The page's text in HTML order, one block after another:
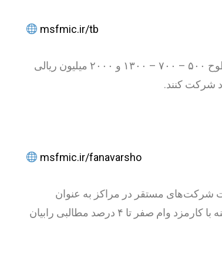
msfmic.ir/tb
همچنین آقای وحید احمدی دبیر رویداد فناورشو نسبت به مراحل دریافت پروژه توسط فناوران و نحوه ارائه حمایت مالی در سطوح ۵۰۰ – ۷۰۰ – ۱۳۰۰ و ۲۰۰۰ میلیون ریالی
شرکت کنند.
msfmic.ir/fanavarsho
شرکت‌های مستقر در مراکز به عنوان
پذیرندگان بانک برای ارائه خدمات و محصولات در شبکه اعتباری بانک قرض الحسنه مهر ایران و نحوه دریافت تسهیلات قرض‌الحسنه با کارمزد وام صفر تا ۴ درصد مطالبی رابیان